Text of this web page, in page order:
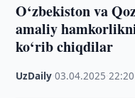
O‘zbekiston va
amaliy
ko‘rib chiqdilar
UzDaily ·03.04.2025 ·22:20